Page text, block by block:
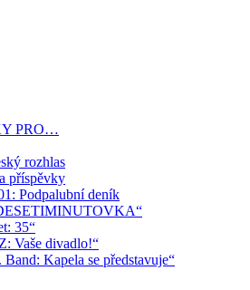
PRO…
rozhlas
příspěvky
Podpalubní deník
35“
Vaše divadlo!“
Kapela se představuje“